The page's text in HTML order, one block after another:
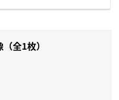
全1枚）